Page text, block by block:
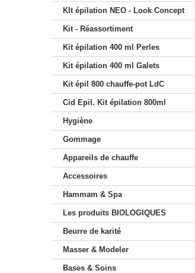
KIt épilation NEO - Look Concept
Kit - Réassortiment
Kit épilation 400 ml Perles
Kit épilation 400 ml Galets
Kit épil 800 chauffe-pot LdC
Cid Epil. Kit épilation 800ml
Hygiène
Gommage
Appareils de chauffe
Accessoires
Hammam & Spa
Les produits BIOLOGIQUES
Beurre de karité
Masser & Modeler
Bases & Soins